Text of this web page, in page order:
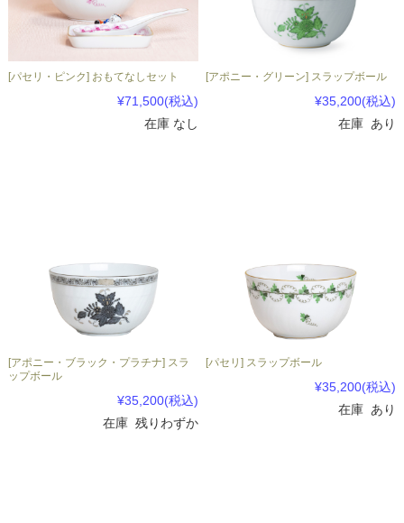
[パセリ・ピンク] おもてなしセット
¥71,500(税込)
在庫 なし
[アポニー・グリーン] スラップボール
¥35,200(税込)
在庫 あり
[アポニー・ブラック・プラチナ] スラ
ップボール
¥35,200(税込)
在庫 残りわずか
[パセリ] スラップボール
¥35,200(税込)
在庫 あり